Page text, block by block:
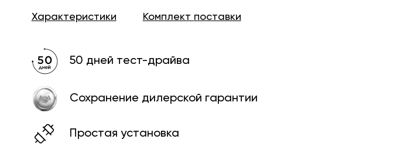
Характеристики Комплект поставки
50 дней тест-драйва
Сохранение дилерской гарантии
Простая установка